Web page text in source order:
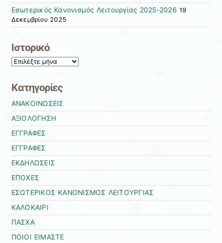
Εσωτερικός Κανονισμός Λειτουργίας 2025-2026 19
Δεκεμβρίου 2025
Ιστορικό
Ιστορικό
Kατηγορίες
ΑΝΑΚΟΙΝΩΣΕΙΣ
ΑΞΙΟΛΟΓΗΣΗ
ΕΓΓΡΑΦΕΣ
ΕΓΓΡΑΦΕΣ
ΕΚΔΗΛΩΣΕΙΣ
ΕΠΟΧΕΣ
ΕΣΩΤΕΡΙΚΟΣ ΚΑΝΟΝΙΣΜΟΣ ΛΕΙΤΟΥΡΓΙΑΣ
ΚΑΛΟΚΑΙΡΙ
ΠΑΣΧΑ
ΠΟΙΟΙ ΕΙΜΑΣΤΕ